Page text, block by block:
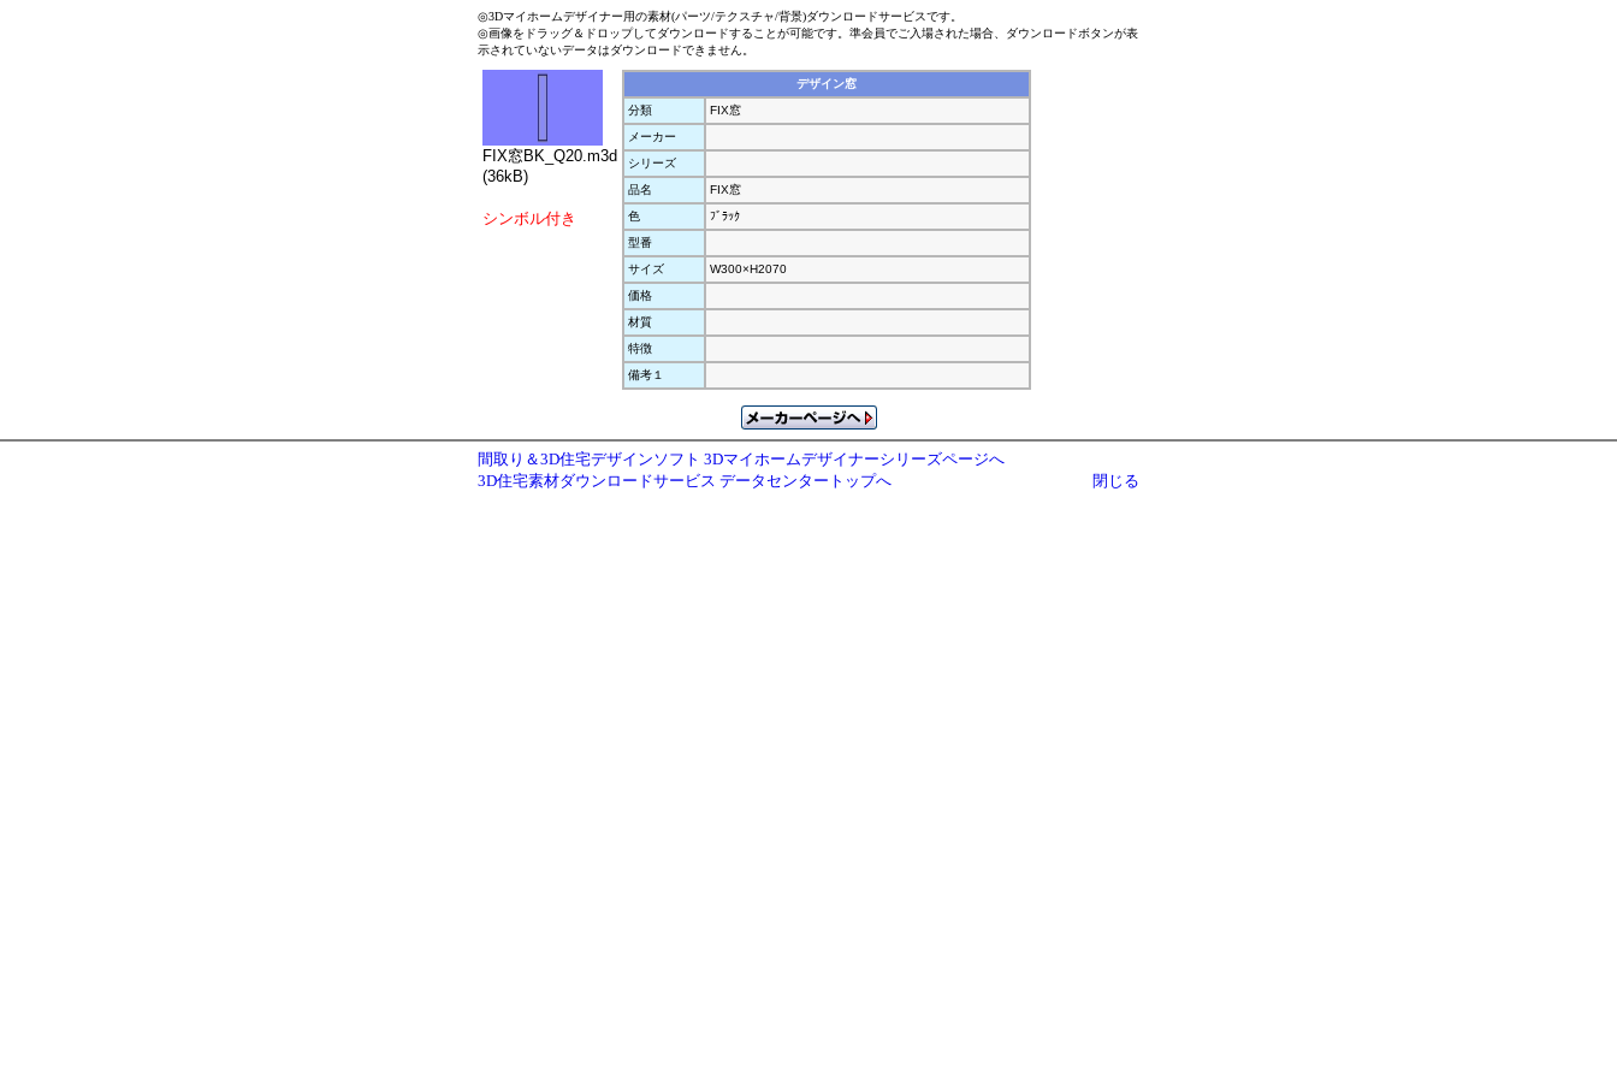
◎3Dマイホームデザイナー用の素材(パーツ/テクスチャ/背景)ダウンロードサービスです。
◎画像をドラッグ＆ドロップしてダウンロードすることが可能です。準会員でご入場された場合、ダウンロードボタンが表
示されていないデータはダウンロードできません。
FIX窓BK_Q20.m3d
(36kB)
シンボル付き
デザイン窓
分類
FIX窓
メーカー
シリーズ
品名
FIX窓
色
ﾌﾞﾗｯｸ
型番
サイズ
W300×H2070
価格
材質
特徴
備考１
間取り＆3D住宅デザインソフト 3Dマイホームデザイナーシリーズページへ
3D住宅素材ダウンロードサービス データセンタートップへ
閉じる